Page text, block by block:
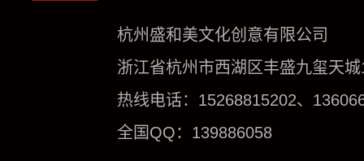
杭州盛和美文化创意有限公司
浙江省杭州市西湖区丰盛九玺天
热线电话：15268815202、
全国QQ：139886058